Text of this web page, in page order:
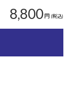
8,800円 (税込)